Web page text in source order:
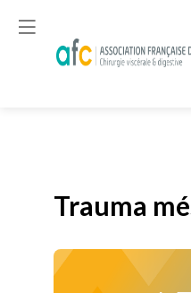
Trauma